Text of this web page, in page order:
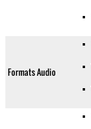
Formats Audio